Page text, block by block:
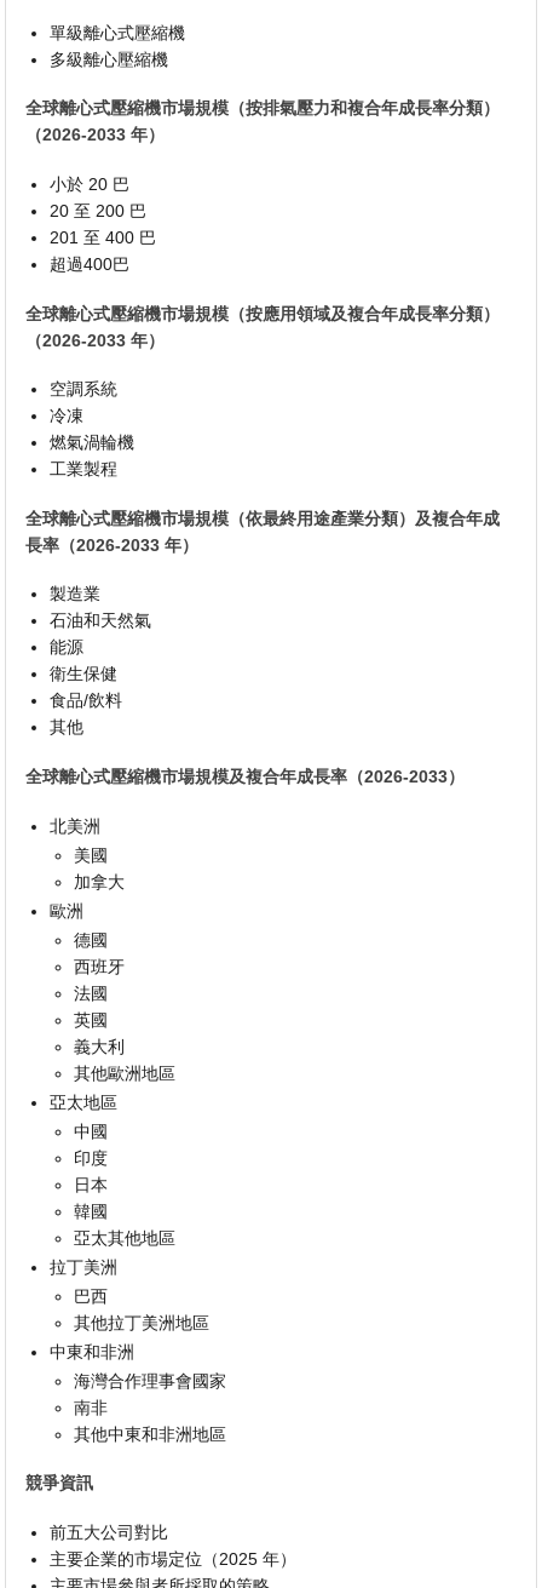
單級離心式壓縮機
多級離心壓縮機
全球離心式壓縮機市場規模（按排氣壓力和複合年成長率分類）
（2026-2033 年）
小於 20 巴
20 至 200 巴
201 至 400 巴
超過400巴
全球離心式壓縮機市場規模（按應用領域及複合年成長率分類）
（2026-2033 年）
空調系統
冷凍
燃氣渦輪機
工業製程
全球離心式壓縮機市場規模（依最終用途產業分類）及複合年成
長率（2026-2033 年）
製造業
石油和天然氣
能源
衛生保健
食品/飲料
其他
全球離心式壓縮機市場規模及複合年成長率（2026-2033）
北美洲
美國
加拿大
歐洲
德國
西班牙
法國
英國
義大利
其他歐洲地區
亞太地區
中國
印度
日本
韓國
亞太其他地區
拉丁美洲
巴西
其他拉丁美洲地區
中東和非洲
海灣合作理事會國家
南非
其他中東和非洲地區
競爭資訊
前五大公司對比
主要企業的市場定位（2025 年）